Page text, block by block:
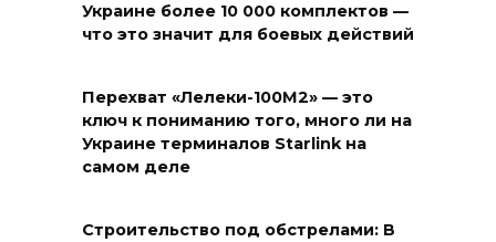
Украине более 10 000 комплектов —
что это значит для боевых действий
Перехват «Лелеки-100М2» — это
ключ к пониманию того, много ли на
Украине терминалов Starlink на
самом деле
Строительство под обстрелами: В